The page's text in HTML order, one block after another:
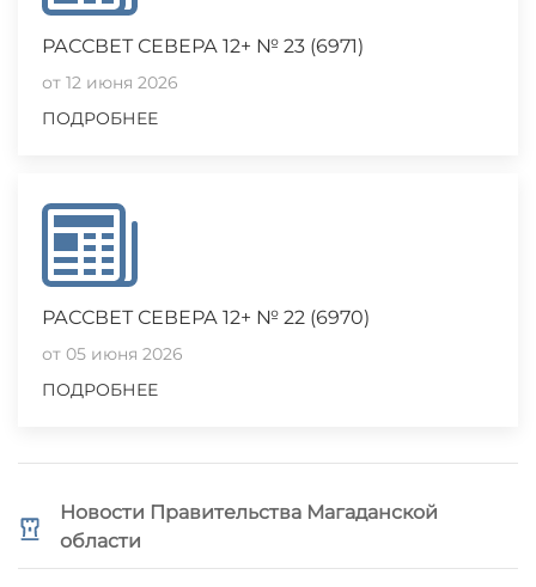
РАССВЕТ СЕВЕРА 12+ № 23 (6971)
от 12 июня 2026
ПОДРОБНЕЕ
РАССВЕТ СЕВЕРА 12+ № 22 (6970)
от 05 июня 2026
ПОДРОБНЕЕ
Новости Правительства Магаданской
области